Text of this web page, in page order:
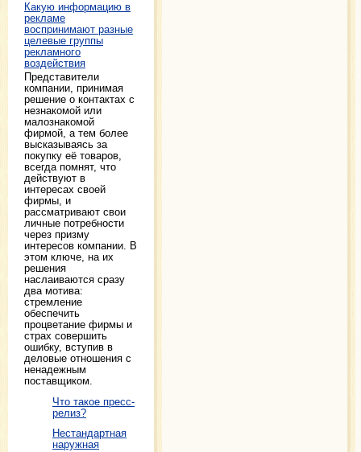
Какую информацию в
рекламе
воспринимают разные
целевые группы
рекламного
воздействия
Представители
компании, принимая
решение о контактах с
незнакомой или
малознакомой
фирмой, а тем более
высказываясь за
покупку её товаров,
всегда помнят, что
действуют в
интересах своей
фирмы, и
рассматривают свои
личные потребности
через призму
интересов компании. В
этом ключе, на их
решения
наслаиваются сразу
два мотива:
стремление
обеспечить
процветание фирмы и
страх совершить
ошибку, вступив в
деловые отношения с
ненадежным
поставщиком.
Что такое пресс-
релиз?
Нестандартная
наружная